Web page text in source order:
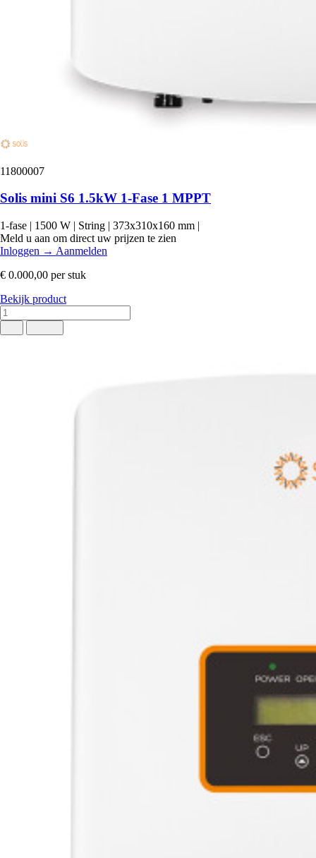
11800007
Solis mini S6 1.5kW 1-Fase 1 MPPT
1-fase | 1500 W | String | 373x310x160 mm |
Meld u aan om direct uw prijzen te zien
Inloggen → Aanmelden
€ 0.000,00 per stuk
Bekijk product